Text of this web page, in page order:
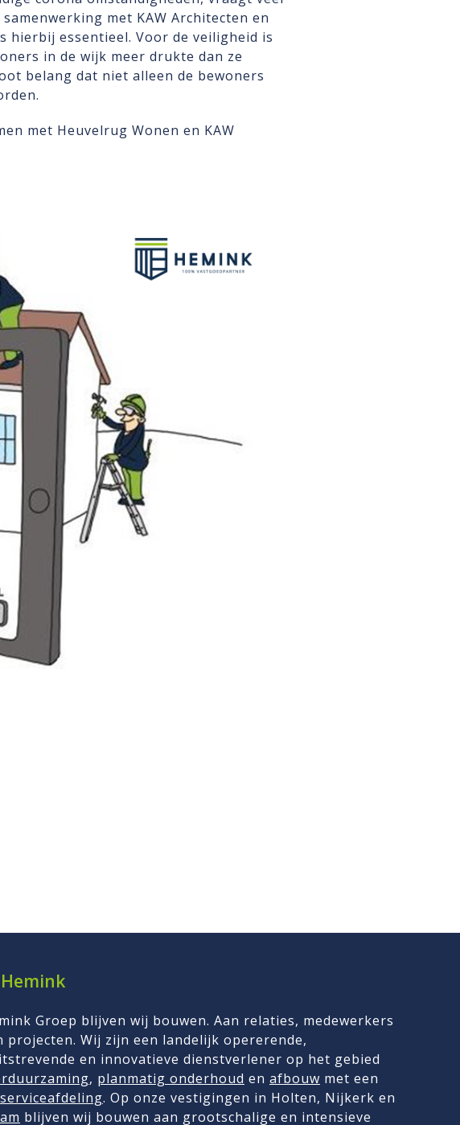
met KAW Architecten en
hierbij essentieel. Voor de veiligheid is
in de wijk meer drukte dan ze
belang dat niet alleen de bewoners
met Heuvelrug Wonen en KAW
Groep blijven wij bouwen. Aan relaties, medewerkers
projecten. Wij zijn een landelijk opererende,
en innovatieve dienstverlener op het gebied
, planmatig onderhoud en afbouw met een
serviceafdeling. Op onze vestigingen in Holten, Nijkerk en
blijven wij bouwen aan grootschalige en intensieve